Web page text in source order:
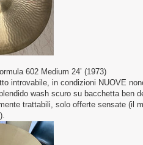
602 Medium 24’ (1973)
introvabile, in condizioni NUOVE
wash scuro su bacchetta ben
trattabili, solo offerte sensate (il